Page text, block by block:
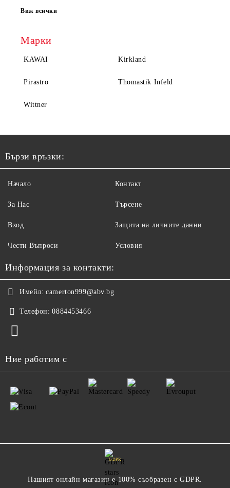
Виж всички
Марки
KAWAI Kirkland
Pirastro Thomastik Infeld
Wittner
Бързи връзки:
Начало
За Нас
Вход
Чести Въпроси
Контакт
Търсене
Защита на личните данни
Условия
Информация за контакти:
Имейл: camerton999@abv.bg
Телефон: 0884453466
Ние работим с
GDPR
Нашият онлайн магазин е 100% съобразен с GDPR.